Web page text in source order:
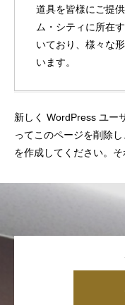
道具を皆様にご提
ム・シティに所在
いており、様々な
います。
新しく WordPress ユー
ってこのページを削除
を作成してください。